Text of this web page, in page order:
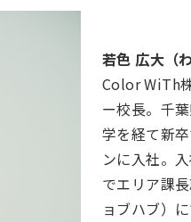
若色 広大（
Color WiTh
ー校長。千
学を経て新
ンに入社。
でエリア課
ョブハブ）